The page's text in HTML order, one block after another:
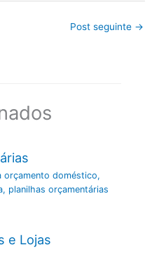
Post seguinte →
orçamento doméstico,
, planilhas orçamentárias
e Lojas